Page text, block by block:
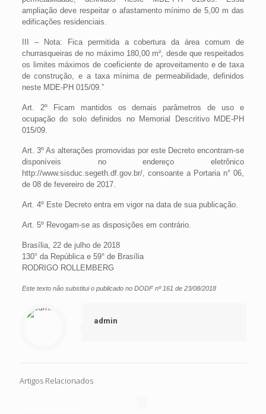
ampliação deve respeitar o afastamento mínimo de 5,00 m das
edificações residenciais.
III – Nota: Fica permitida a cobertura da área comum de
churrasqueiras de no máximo 180,00 m², desde que respeitados
os limites máximos de coeficiente de aproveitamento e de taxa
de construção, e a taxa mínima de permeabilidade, definidos
neste MDE-PH 015/09.”
Art. 2º Ficam mantidos os demais parâmetros de uso e
ocupação do solo definidos no Memorial Descritivo MDE-PH
015/09.
Art. 3º As alterações promovidas por este Decreto encontram-se
disponíveis no endereço eletrônico
http://www.sisduc.segeth.df.gov.br/, consoante a Portaria n° 06,
de 08 de fevereiro de 2017.
Art. 4º Este Decreto entra em vigor na data de sua publicação.
Art. 5º Revogam-se as disposições em contrário.
Brasília, 22 de julho de 2018
130° da República e 59° de Brasília
RODRIGO ROLLEMBERG
Este texto não substitui o publicado no DODF nº 161 de 23/08/2018
admin
Artigos Relacionados